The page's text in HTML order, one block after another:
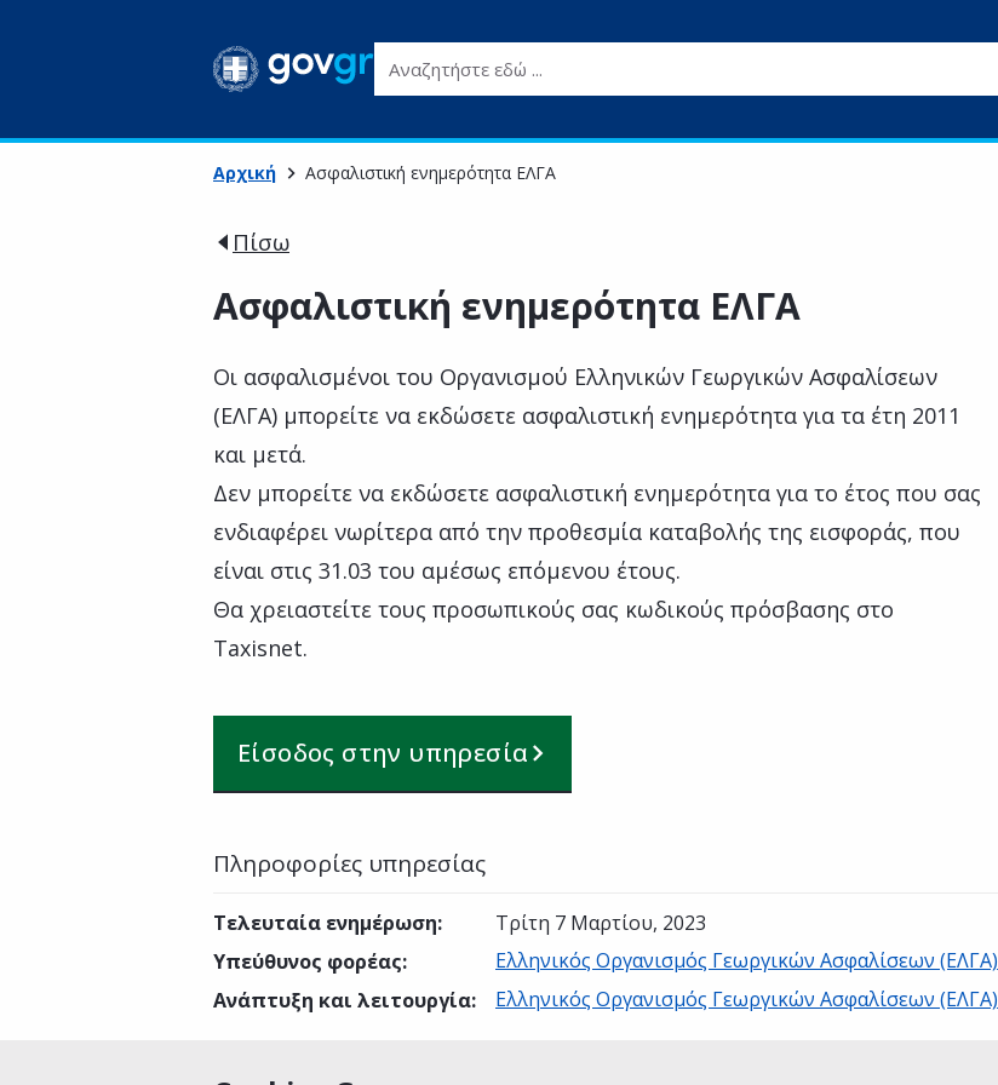
Αναζητήστε εδώ ...
Αρχική Ασφαλιστική ενημερότητα ΕΛΓΑ
Πίσω
Ασφαλιστική ενημερότητα ΕΛΓΑ
Οι ασφαλισμένοι του Οργανισμού Ελληνικών Γεωργικών Ασφαλίσεων
(ΕΛΓΑ) μπορείτε να εκδώσετε ασφαλιστική ενημερότητα για τα έτη 2011
και μετά.
Δεν μπορείτε να εκδώσετε ασφαλιστική ενημερότητα για το έτος που σας
ενδιαφέρει νωρίτερα από την προθεσμία καταβολής της εισφοράς, που
είναι στις 31.03 του αμέσως επόμενου έτους.
Θα χρειαστείτε τους προσωπικούς σας κωδικούς πρόσβασης στο
Taxisnet.
Είσοδος στην υπηρεσία
Πληροφορίες υπηρεσίας
Τελευταία ενημέρωση:
Τρίτη 7 Μαρτίου, 2023
Υπεύθυνος φορέας:
Ελληνικός Οργανισμός Γεωργικών Ασφαλίσεων (ΕΛΓΑ)
Ανάπτυξη και λειτουργία: Ελληνικός Οργανισμός Γεωργικών Ασφαλίσεων (ΕΛΓΑ)